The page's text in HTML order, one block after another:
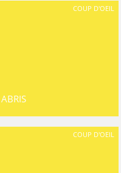
COUP D'OEIL
ABRIS
COUP D'OEIL